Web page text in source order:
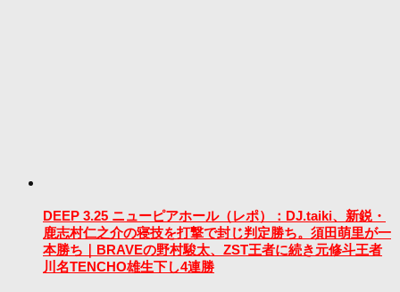
DEEP 3.25 ニューピアホール（レポ）：DJ.taiki、新鋭・
鹿志村仁之介の寝技を打撃で封じ判定勝ち。須田萌里が一
本勝ち｜BRAVEの野村駿太、ZST王者に続き元修斗王者
川名TENCHO雄生下し4連勝